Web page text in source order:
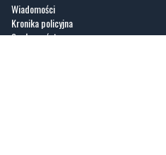
Wiadomości
Kronika policyjna
Społeczeństwo